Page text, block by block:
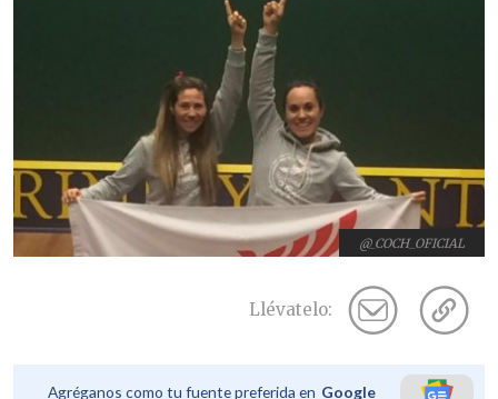
@_COCH_OFICIAL
Llévatelo:
Agréganos como tu fuente preferida en Google